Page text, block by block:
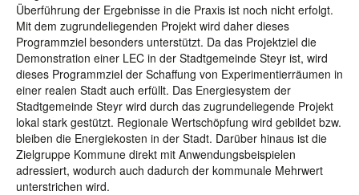
Überführung der Ergebnisse in die Praxis ist noch nicht erfolgt.
Mit dem zugrundeliegenden Projekt wird daher dieses
Programmziel besonders unterstützt. Da das Projektziel die
Demonstration einer LEC in der Stadtgemeinde Steyr ist, wird
dieses Programmziel der Schaffung von Experimentierräumen in
einer realen Stadt auch erfüllt. Das Energiesystem der
Stadtgemeinde Steyr wird durch das zugrundeliegende Projekt
lokal stark gestützt. Regionale Wertschöpfung wird gebildet bzw.
bleiben die Energiekosten in der Stadt. Darüber hinaus ist die
Zielgruppe Kommune direkt mit Anwendungsbeispielen
adressiert, wodurch auch dadurch der kommunale Mehrwert
unterstrichen wird.